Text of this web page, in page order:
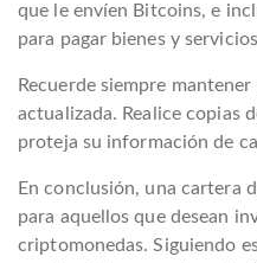
que le envíen Bitcoins, e
para pagar bienes y
Recuerde siempre
actualizada. Realice copias
proteja su información de
En conclusión, una cartera
para aquellos que desean
criptomonedas. Siguiendo